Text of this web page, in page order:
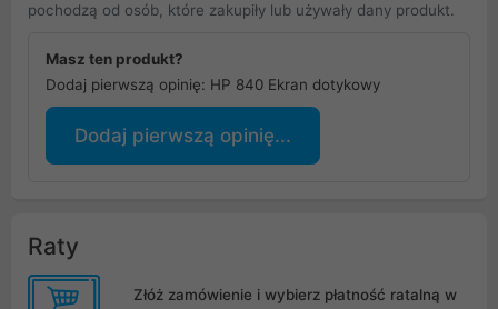
pochodzą od osób, które zakupiły lub używały dany produkt.
Masz ten produkt?
Dodaj pierwszą opinię: HP 840 Ekran dotykowy
Dodaj pierwszą opinię...
Raty
Złóż zamówienie i wybierz płatność ratalną w